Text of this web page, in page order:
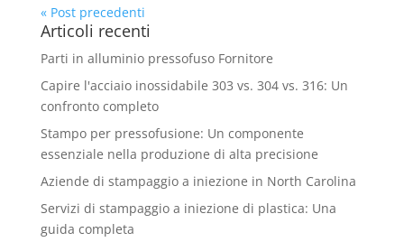
« Post precedenti
Articoli recenti
Parti in alluminio pressofuso Fornitore
Capire l'acciaio inossidabile 303 vs. 304 vs. 316: Un
confronto completo
Stampo per pressofusione: Un componente
essenziale nella produzione di alta precisione
Aziende di stampaggio a iniezione in North Carolina
Servizi di stampaggio a iniezione di plastica: Una
guida completa